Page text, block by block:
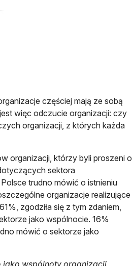
częściej mają ze sobą
więc odczucie organizacji: czy
organizacji, z których każda
organizacji, którzy byli proszeni o
sektora
trudno mówić o istnieniu
organizacje realizujące
zgodziła się z tym zdaniem,
jako wspólnocie. 16%
mówić o sektorze jako